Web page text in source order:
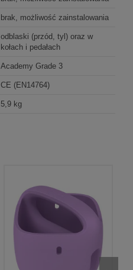
brak, możliwość zainstalowania
odblaski (przód, tyl) oraz w
kołach i pedałach
Academy Grade 3
CE (EN14764)
5,9 kg